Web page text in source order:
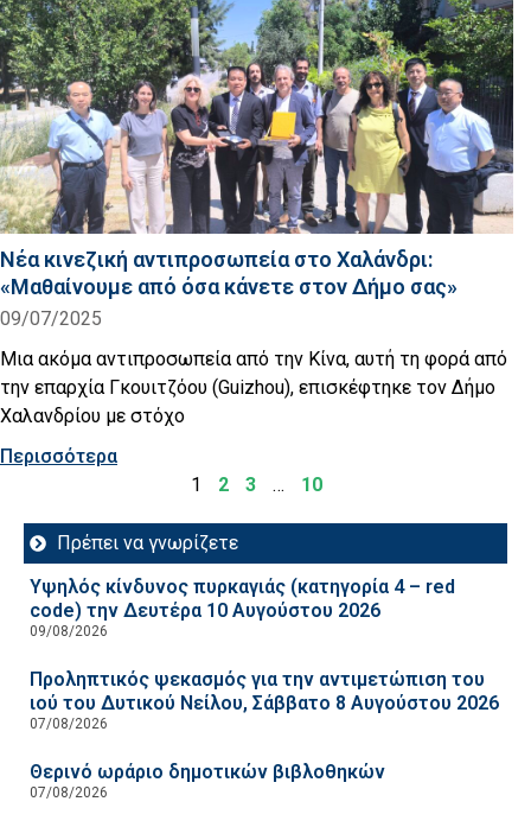
Νέα κινεζική αντιπροσωπεία στο Χαλάνδρι:
«Μαθαίνουμε από όσα κάνετε στον Δήμο σας»
09/07/2025
Μια ακόμα αντιπροσωπεία από την Κίνα, αυτή τη φορά από
την επαρχία Γκουιτζόου (Guizhou), επισκέφτηκε τον Δήμο
Χαλανδρίου με στόχο
Περισσότερα
1
2 3 … 10
Πρέπει να γνωρίζετε
Υψηλός κίνδυνος πυρκαγιάς (κατηγορία 4 – red
code) την Δευτέρα 10 Αυγούστου 2026
09/08/2026
Προληπτικός ψεκασμός για την αντιμετώπιση του
ιού του Δυτικού Νείλου, Σάββατο 8 Αυγούστου 2026
07/08/2026
Θερινό ωράριο δημοτικών βιβλοθηκών
07/08/2026